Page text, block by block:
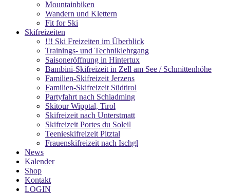
Mountainbiken
Wandern und Klettern
Fit for Ski
Skifreizeiten
!!! Ski Freizeiten im Überblick
Trainings- und Techniklehrgang
Saisoneröffnung in Hintertux
Bambini-Skifreizeit in Zell am See / Schmittenhöhe
Familien-Skifreizeit Jerzens
Familien-Skifreizeit Südtirol
Partyfahrt nach Schladming
Skitour Wipptal, Tirol
Skifreizeit nach Unterstmatt
Skifreizeit Portes du Soleil
Teenieskifreizeit Pitztal
Frauenskifreizeit nach Ischgl
News
Kalender
Shop
Kontakt
LOGIN